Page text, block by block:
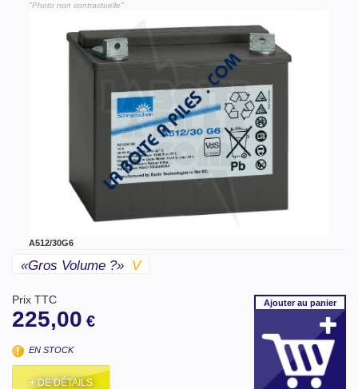
"Photo non contractuelle"
A512/30G6
«gros Volume ?» V
Prix TTC
225,00 €
EN STOCK
+ DE DÉTAILS
Ajouterau panier